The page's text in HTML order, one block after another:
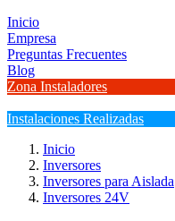
Inicio
Empresa
Preguntas Frecuentes
Blog
Zona Instaladores
Instalaciones Realizadas
Inicio
Inversores
Inversores para Aislada
Inversores 24V